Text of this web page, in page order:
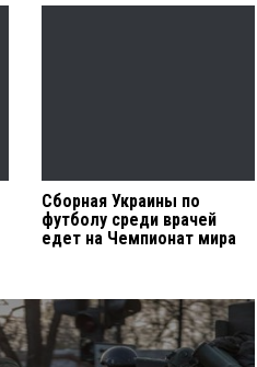
Сборная Украины по
футболу среди врачей
едет на Чемпионат мира